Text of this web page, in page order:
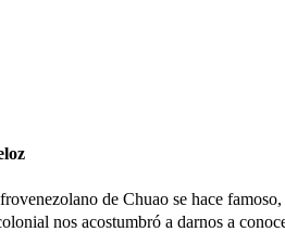
de Chuao se hace
nos acostumbró a darnos a